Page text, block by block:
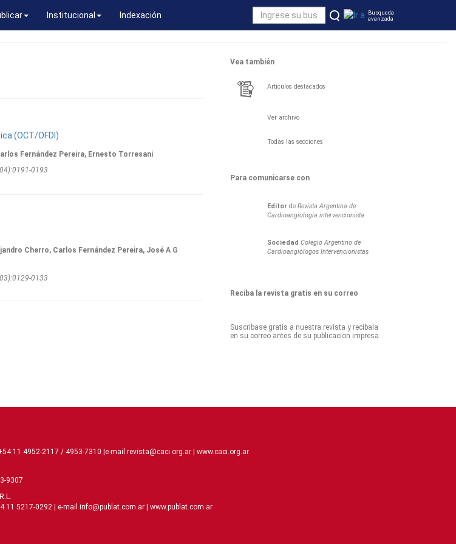
Institucional Indexación
Busqueda
avanzada
(OCT/OFDI)
Fernández Pereira, Ernesto Torresani
0193
Cherro, Carlos Fernández Pereira, José A G
0133
Vea también
Artículos destacados
Ver archivo
Todas las secciones
Para comunicarse con
Editor de Revista Argentina de
Cardioangiología intervencionista
Sociedad Colegio Argentino de
Cardioangiólogos Intervencionistas
Reciba la revista gratis en su correo
Suscribase gratis a nuestra revista y recibala
en su correo antes de su publicacion impresa.
11 4952-2117 / 4953-7310 |e-mail revista@caci.org.ar | www.caci.org.ar
9307
5217-0292 | e-mail info@publat.com.ar |
www.publat.com.ar